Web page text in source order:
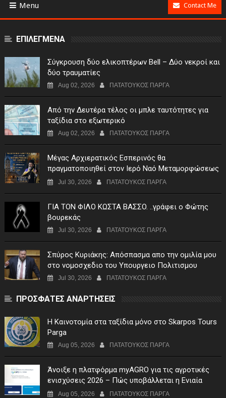
Menu Contact Me
ΕΠΙΛΕΓΜΕΝΑ
Σύγκρουση δύο ελικοπτέρων Bell – Δύο νεκροί και
δύο τραυματίες
Aug 02, 2026 ΠΑΤΑΤΟΥΚΟΣ ΠΑΡΓΑ
Από την Δευτέρα τέλος οι μπλε ταυτότητες για
ταξίδια στο εξωτερικό
Aug 02, 2026 ΠΑΤΑΤΟΥΚΟΣ ΠΑΡΓΑ
Μέγας Αρχιερατικός Εσπερινός θα
πραγματοποιηθεί στον Ιερό Ναό Μεταμορφώσεως
του Σωτήρος Σταυροχωρίου στης 5 Αυγούστου
Jul 30, 2026 ΠΑΤΑΤΟΥΚΟΣ ΠΑΡΓΑ
ΓIA TON ΦIΛO KΩΣTA BAΣΣO. ..γράφει ο Φώτης
βουρεκάς
Jul 30, 2026 ΠΑΤΑΤΟΥΚΟΣ ΠΑΡΓΑ
Σπύρος Κυριάκης: Απόσπασμα απο την ομιλία μου
στο νομοσχεδιο του Υπουργειο Πολιτισμου
Jul 30, 2026 ΠΑΤΑΤΟΥΚΟΣ ΠΑΡΓΑ
ΠΡΟΣΦΑΤΕΣ ΑΝΑΡΤΗΣΕΙΣ
Η Καινοτομία στα ταξίδια μόνο στο Skarpos Tours
Parga
Aug 05, 2026 ΠΑΤΑΤΟΥΚΟΣ ΠΑΡΓΑ
Άνοιξε η πλατφόρμα myAGRO για τις αγροτικές
ενισχύσεις 2026 – Πώς υποβάλλεται η Ενιαία
Αίτηση Ενίσχυσης
Aug 05, 2026 ΠΑΤΑΤΟΥΚΟΣ ΠΑΡΓΑ